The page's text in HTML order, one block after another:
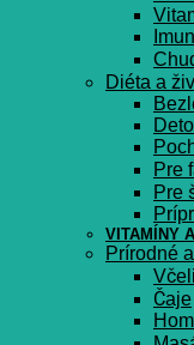
Diéta a
Pre
Pre
VITAMÍNY
Prírodné
Čaje